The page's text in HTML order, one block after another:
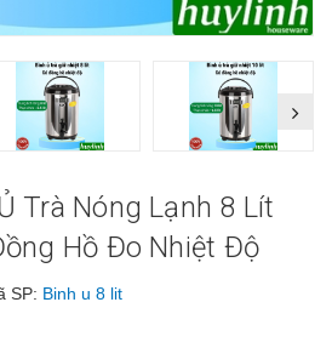
Trà Nóng Lạnh 8 Lít
Hồ Đo Nhiệt Độ
SP: Binh u 8 lit